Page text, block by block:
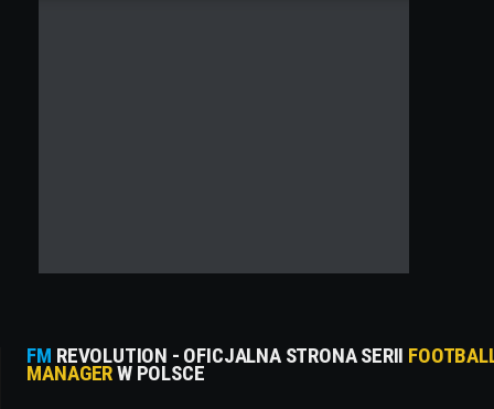
FM REVOLUTION - OFICJALNA STRONA SERII
MANAGERW POLSCE